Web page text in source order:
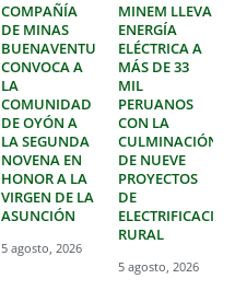
COMPAÑÍA
DE MINAS
BUENAVENTURA
CONVOCA A
LA
COMUNIDAD
DE OYÓN A
LA SEGUNDA
NOVENA EN
HONOR A LA
VIRGEN DE LA
ASUNCIÓN
5 agosto, 2026
MINEM LLEVA
ENERGÍA
ELÉCTRICA A
MÁS DE 33
MIL
PERUANOS
CON LA
CULMINACIÓN
DE NUEVE
PROYECTOS
DE
ELECTRIFICACIÓN
RURAL
5 agosto, 2026